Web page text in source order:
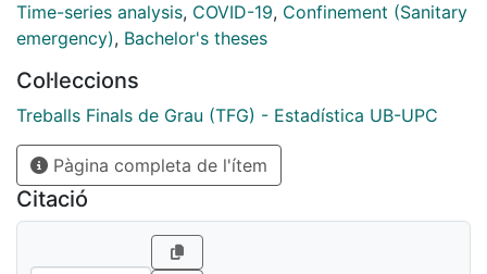
Time-series analysis, COVID-19, Confinement (Sanitary
emergency), Bachelor's theses
Col·leccions
Treballs Finals de Grau (TFG) - Estadística UB-UPC
Pàgina completa de l'ítem
Citació